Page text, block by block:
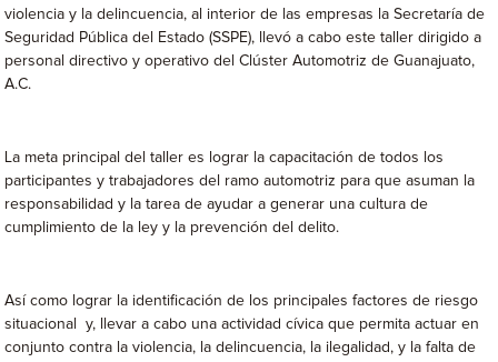
violencia y la delincuencia, al interior de las empresas la Secretaría de
Seguridad Pública del Estado (SSPE), llevó a cabo este taller dirigido a
personal directivo y operativo del Clúster Automotriz de Guanajuato,
A.C.
La meta principal del taller es lograr la capacitación de todos los
participantes y trabajadores del ramo automotriz para que asuman la
responsabilidad y la tarea de ayudar a generar una cultura de
cumplimiento de la ley y la prevención del delito.
Así como lograr la identificación de los principales factores de riesgo
situacional y, llevar a cabo una actividad cívica que permita actuar en
conjunto contra la violencia, la delincuencia, la ilegalidad, y la falta de